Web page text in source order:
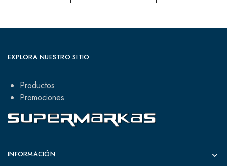
EXPLORA NUESTRO SITIO
Productos
Promociones
INFORMACIÓN